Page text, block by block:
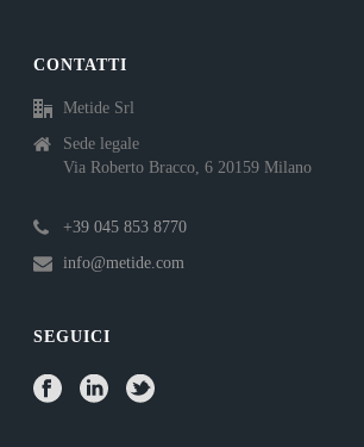
CONTATTI
Metide Srl
Sede legale
Via Roberto Bracco, 6 20159 Milano
+39 045 853 8770
info@metide.com
SEGUICI